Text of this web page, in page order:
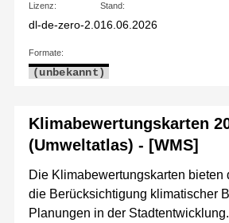
Lizenz:
dl-de-zero-2.0
Stand:
16.06.2026
Formate:
(unbekannt)
Klimabewertungskarten
(Umweltatlas) - [WMS]
Die Klimabewertungskarten bieten
die Berücksichtigung klimatischer
Planungen in der